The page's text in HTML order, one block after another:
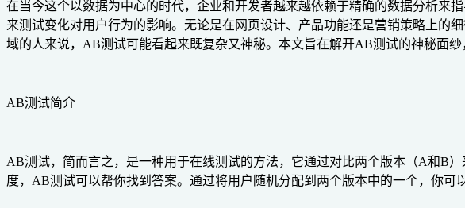
在当今这个以数据为中心的时代，企业和开发者越来越依赖于精确的数据分析来
来测试变化对用户行为的影响。无论是在网页设计、产品功能还是营销策略上的
域的人来说，AB测试可能看起来既复杂又神秘。本文旨在解开AB测试的神秘面
AB测试简介
AB测试，简而言之，是一种用于在线测试的方法，它通过对比两个版本（A和B
度，AB测试可以帮你找到答案。通过将用户随机分配到两个版本中的一个，你可